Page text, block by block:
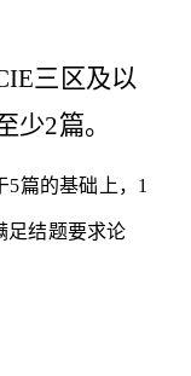
三区及以
少2篇。
5篇的基础上，1
足结题要求论